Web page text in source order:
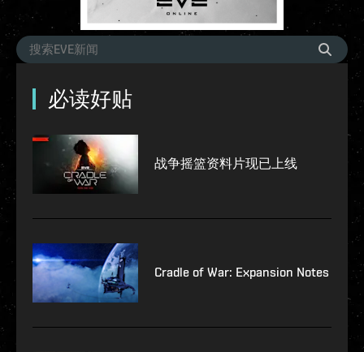
必读好贴
战争摇篮资料片现已上线
Cradle of War: Expansion Notes